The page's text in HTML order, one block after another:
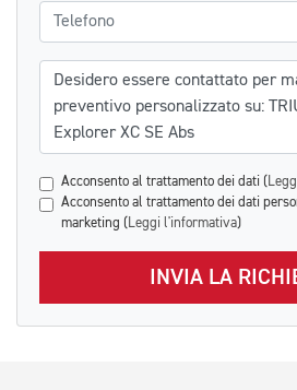
Telefono
Messaggio
Acconsento al trattamento dei dati (
Acconsento al trattamento dei dati
marketing ( Leggi l'informativa)
INVIA LA